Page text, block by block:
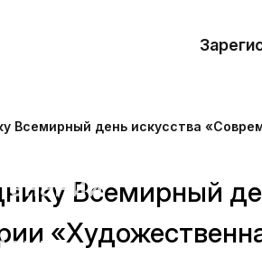
знаний
Всемирный день искусства
Всемирный